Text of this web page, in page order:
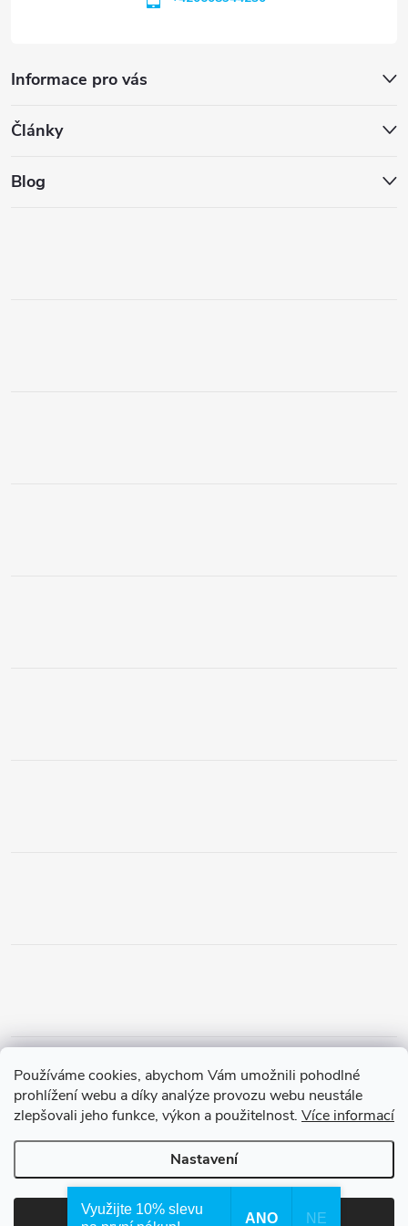
Používáme cookies, abychom Vám umožnili pohodlné
prohlížení webu a díky analýze provozu webu neustále
zlepšovali jeho funkce, výkon a použitelnost. Více informací
Nastavení
Informace pro vás
Články
Blog
Zásady ochrany osobních údajů
Doprava a platba Tříletá záruka
Copyright 2026Waterfilter.cz . Všechna práva vyhrazena.
Využijte 10% slevu
ANO NE